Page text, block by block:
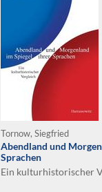
Tornow, Siegfried
Abendland und
Sprachen
Ein kulturhistorischer